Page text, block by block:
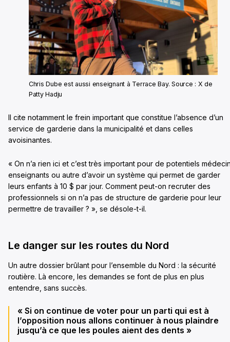
Chris Dube est aussi enseignant à Terrace Bay. Source : X de
Patty Hadju
Il cite notamment le frein important que constitue l’absence d’un
service de garderie dans la municipalité et dans celles
avoisinantes.
« On n’a rien ici et c’est très important pour de potentiels
enseignants ou autre d’avoir un système qui permet de garder
leurs enfants à 10 $ par jour. Comment peut-on recruter des
professionnels si on n’a pas de structure de garderie pour leur
permettre de travailler ? », se désole-t-il.
Le danger sur les routes du Nord
Un autre dossier brûlant pour l’ensemble du Nord : la sécurité
routière. Là encore, les demandes se font de plus en plus
entendre, sans succès.
« Si on continue de voter pour un parti qui est à
l’opposition nous allons continuer à nous plaindre
jusqu’à ce que les poules aient des dents »